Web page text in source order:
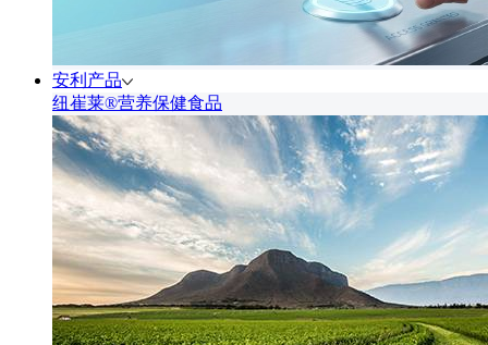
安利产品
纽崔莱®营养保健食品